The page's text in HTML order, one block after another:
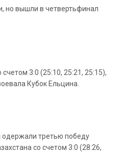
но вышли в четвертьфинал
3:0 (25:10, 25:21, 25:15),
Кубок Ельцина.
одержали третью победу
со счетом 3:0 (28:26,